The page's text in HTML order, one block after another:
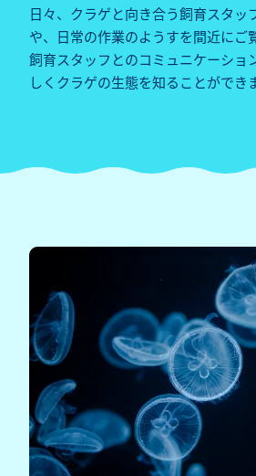
日々、クラゲと向き合う飼育スタッ
や、日常の作業のようすを間近にご
飼育スタッフとのコミュニケーショ
しくクラゲの生態を知ることができ